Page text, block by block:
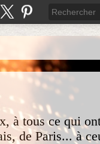
à tous ce qui
de Paris... à